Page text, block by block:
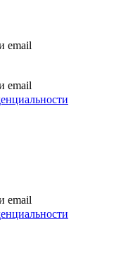
email
email
email